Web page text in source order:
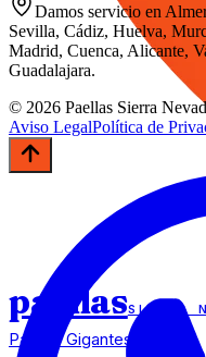
paellasSIERRA
Paellas Gigantes
Damos servicio en
Sevilla, Cádiz, Huelva,
Madrid, Cuenca, Alicante,
Guadalajara.
© 2026 Paellas Sierra
Aviso LegalPolítica de